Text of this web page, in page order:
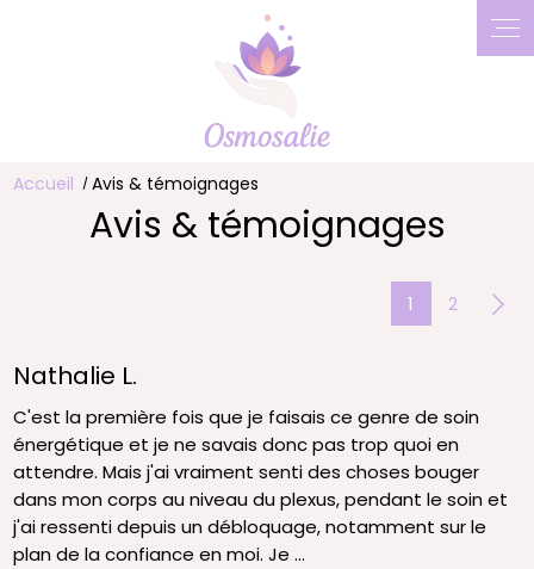
Accueil Avis & témoignages
Avis & témoignages
1 2
Nathalie L.
C'est la première fois que je faisais ce genre de soin
énergétique et je ne savais donc pas trop quoi en
attendre. Mais j'ai vraiment senti des choses bouger
dans mon corps au niveau du plexus, pendant le soin et
j'ai ressenti depuis un débloquage, notamment sur le
plan de la confiance en moi. Je ...